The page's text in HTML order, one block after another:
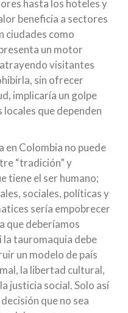
hasta los hoteles y
beneficia a sectores
ciudades como
un motor
visitantes
sin ofrecer
implicaría un golpe
que dependen
en Colombia no puede
“tradición” y
tiene el ser humano;
sociales, políticas y
sería empobrecer
que deberíamos
la tauromaquia debe
un modelo de país
la libertad cultural,
justicia social. Solo así
que no sea